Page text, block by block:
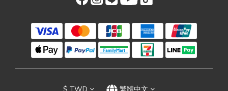
$ TWD 繁體中文